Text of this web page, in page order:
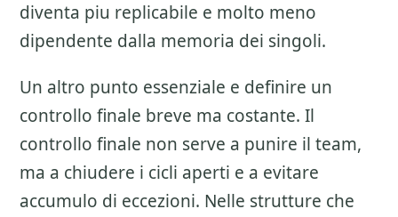
diventa piu replicabile e molto meno
dipendente dalla memoria dei singoli.
Un altro punto essenziale e definire un
controllo finale breve ma costante. Il
controllo finale non serve a punire il team,
ma a chiudere i cicli aperti e a evitare
accumulo di eccezioni. Nelle strutture che